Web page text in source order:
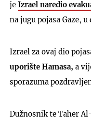
je Izrael naredio
na jugu pojasa Gaze,
Izrael za ovaj dio
uporište Hamasa, a
sporazuma
Dužnosnik te Taher